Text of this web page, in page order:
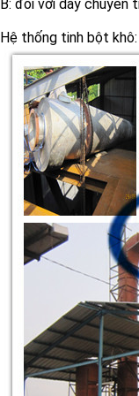
B: đối với dây chuyền
Hệ thống tinh bột khô: